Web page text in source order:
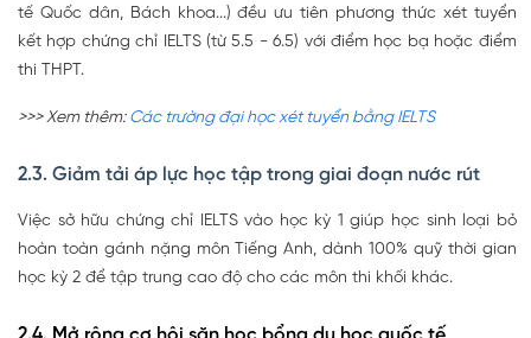
tế Quốc dân, Bách khoa...) đều ưu tiên phương thức xét tuyển
kết hợp chứng chỉ IELTS (từ 5.5 - 6.5) với điểm học bạ hoặc điểm
thi THPT.
>>> Xem thêm: Các trường đại học xét tuyển bằng IELTS
2.3. Giảm tải áp lực học tập trong giai đoạn nước rút
Việc sở hữu chứng chỉ IELTS vào học kỳ 1 giúp học sinh loại bỏ
hoàn toàn gánh nặng môn Tiếng Anh, dành 100% quỹ thời gian
học kỳ 2 để tập trung cao độ cho các môn thi khối khác.